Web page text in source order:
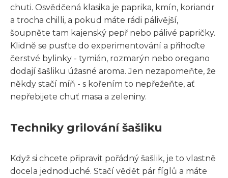
chuti. Osvědčená klasika je paprika, kmín, koriandr
a trocha chilli, a pokud máte rádi pálivější,
šoupněte tam kajenský pepř nebo pálivé papričky.
Klidně se pusťte do experimentování a přihoďte
čerstvé bylinky - tymián, rozmarýn nebo oregano
dodají šašliku úžasné aroma. Jen nezapomeňte, že
někdy stačí míň - s kořením to nepřežeňte, ať
nepřebijete chuť masa a zeleniny.
Techniky grilování šašliku
Když si chcete připravit pořádný šašlik, je to vlastně
docela jednoduché. Stačí vědět pár fíglů a máte